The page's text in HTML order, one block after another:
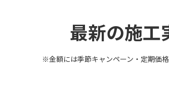
最新の施工
※金額には季節キャンペーン・定期価